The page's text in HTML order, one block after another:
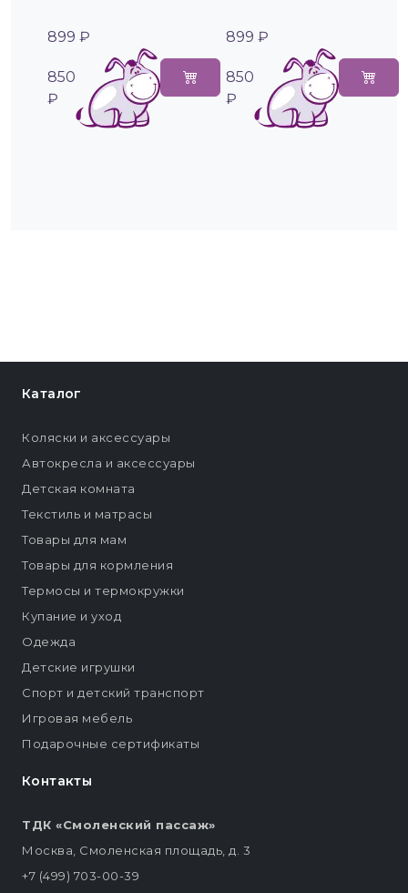
899 ₽
850
₽
899 ₽
850
₽
Контакты
ТДК «Смоленский пассаж»
Москва, Смоленская площадь, д. 3
+7 (499) 703-00-39
Каталог
Коляски и аксессуары
Автокресла и аксессуары
Детская комната
Текстиль и матрасы
Товары для мам
Товары для кормления
Термосы и термокружки
Купание и уход
Одежда
Детские игрушки
Спорт и детский транспорт
Игровая мебель
Подарочные сертификаты